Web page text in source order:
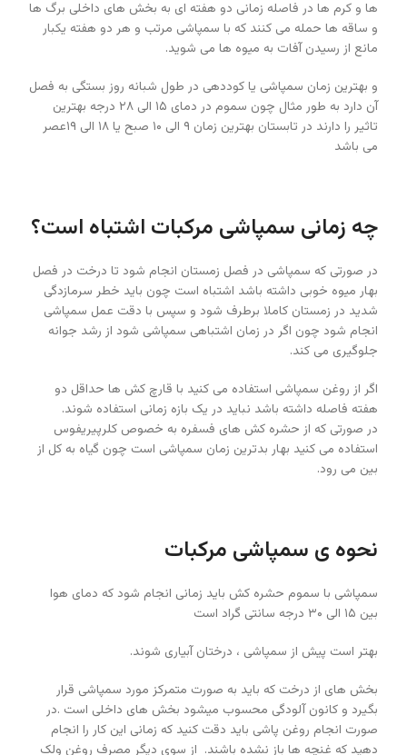
ها و کرم ها در فاصله زمانی دو هفته ای به بخش های داخلی برگ ها
و ساقه ها حمله می کنند که با سمپاشی مرتب و هر دو هفته یکبار
مانع از رسیدن آفات به میوه ها می شوید.
و بهترین زمان سمپاشی یا کوددهی در طول شبانه روز بستگی به فصل
آن دارد به طور مثال چون سموم در دمای ۱۵ الی ۲۸ درجه بهترین
تاثیر را دارند در تابستان بهترین زمان ۹ الی ۱۰ صبح یا ۱۸ الی ۱۹عصر
می باشد
چه زمانی سمپاشی مرکبات اشتباه است؟
در صورتی که سمپاشی در فصل زمستان انجام شود تا درخت در فصل
بهار میوه خوبی داشته باشد اشتباه است چون باید خطر سرمازدگی
شدید در زمستان کاملا برطرف شود و سپس با دقت عمل سمپاشی
انجام شود چون اگر در زمان اشتباهی سمپاشی شود از رشد جوانه
جلوگیری می کند.
اگر از روغن سمپاشی استفاده می کنید با قارچ کش ها حداقل دو
هفته فاصله داشته باشد نباید در یک بازه زمانی استفاده شوند.
در صورتی که از حشره کش های فسفره به خصوص کلرپیریفوس
استفاده می کنید بهار بدترین زمان سمپاشی است چون گیاه به کل از
بین می رود.
نحوه ی سمپاشی مرکبات
سمپاشی با سموم حشره کش باید زمانی انجام شود که دمای هوا
بین ۱۵ الی ۳۰ درجه سانتی گراد است
بهتر است پیش از سمپاشی ، درختان آبیاری شوند.
بخش های از درخت که باید به صورت متمرکز مورد سمپاشی قرار
بگیرد و کانون آلودگی محسوب میشود بخش های داخلی است .در
صورت انجام روغن پاشی باید دقت کنید که زمانی این کار را انجام
دهید که غنچه ها باز نشده باشند. از سوی دیگر مصرف روغن ولک